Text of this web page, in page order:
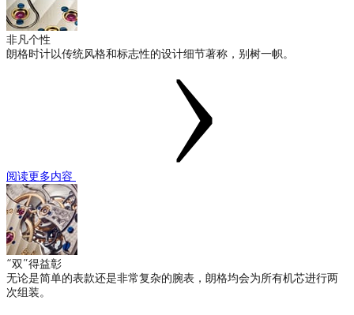
非凡个性
朗格时计以传统风格和标志性的设计细节著称，别树一帜。
阅读更多内容
“双”得益彰
无论是简单的表款还是非常复杂的腕表，朗格均会为所有机芯进行两
次组装。